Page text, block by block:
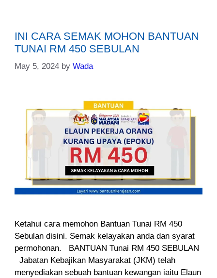
INI CARA SEMAK MOHON BANTUAN
TUNAI RM 450 SEBULAN
May 5, 2024 by Wada
Ketahui cara memohon Bantuan Tunai RM 450
Sebulan disini. Semak kelayakan anda dan syarat
permohonan. BANTUAN Tunai RM 450 SEBULAN
Jabatan Kebajikan Masyarakat (JKM) telah
menyediakan sebuah bantuan kewangan iaitu Elaun